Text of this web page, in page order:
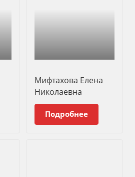
Мифтахова Елена
Николаевна
Подробнее